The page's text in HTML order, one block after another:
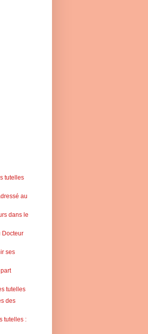
tutelles
au
dans le
Docteur
ses
tutelles
des
tutelles :